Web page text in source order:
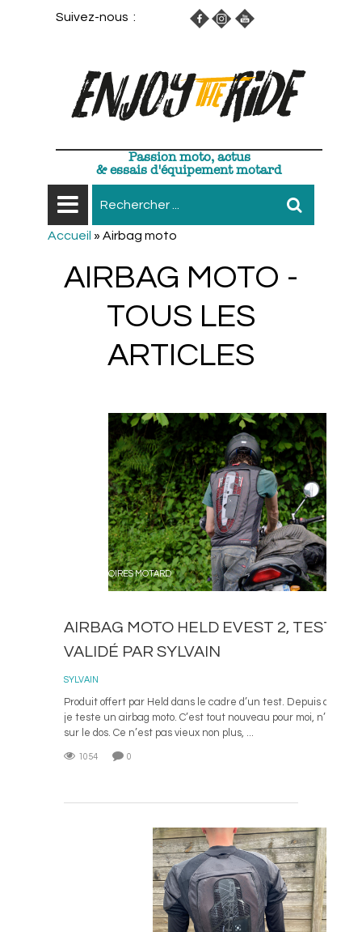
Suivez-nous :
Passion moto, actus
& essais d'équipement motard
Accueil » Airbag moto
AIRBAG MOTO -
TOUS LES
ARTICLES
ACCESSOIRES MOTARD
AIRBAG MOTO HELD EVEST 2, TESTÉ
VALIDÉ PAR SYLVAIN
SYLVAIN
Produit offert par Held dans le cadre d’un test. Depuis
je teste un airbag moto. C’est tout nouveau pour moi, n’en
sur le dos. Ce n’est pas vieux non plus, ...
1054 0